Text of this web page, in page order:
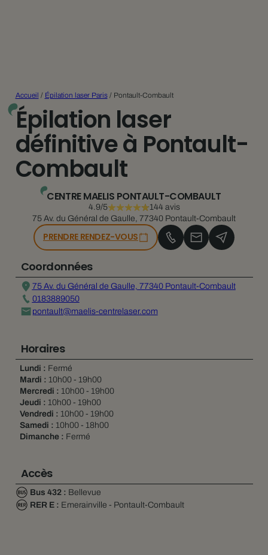
Accueil / Épilation laser Paris/ Pontault-Combault
Épilation laser
définitive à Pontault-
Combault
CENTRE MAELIS PONTAULT-COMBAULT
4.9/5
144 avis
75 Av. du Général de Gaulle, 77340 Pontault-Combault
PRENDRE RENDEZ-VOUS
Coordonnées
75 Av. du Général de Gaulle, 77340 Pontault-Combault
0183889050
pontault@maelis-centrelaser.com
Horaires
Lundi : Fermé
Mardi : 10h00 - 19h00
Mercredi : 10h00 - 19h00
Jeudi : 10h00 - 19h00
Vendredi : 10h00 - 19h00
Samedi : 10h00 - 18h00
Dimanche : Fermé
Accès
Bus 432 : Bellevue
RER E : Emerainville - Pontault-Combault